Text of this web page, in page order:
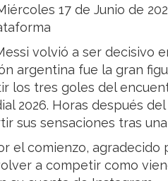
17 de Junio de
volvió a ser decisivo
argentina fue la gran
los tres goles del
2026. Horas después
sus sensaciones tras
el comienzo,
a competir como